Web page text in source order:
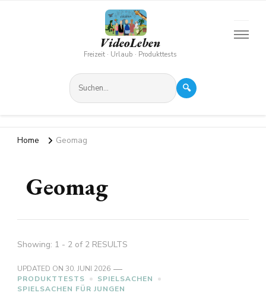
VideoLeben
Freizeit · Urlaub · Produkttests
🔍
Home Geomag
Geomag
Showing: 1 - 2 of 2 RESULTS
UPDATED ON 30. JUNI 2026
PRODUKTTESTS
SPIELSACHEN
SPIELSACHEN FÜR JUNGEN